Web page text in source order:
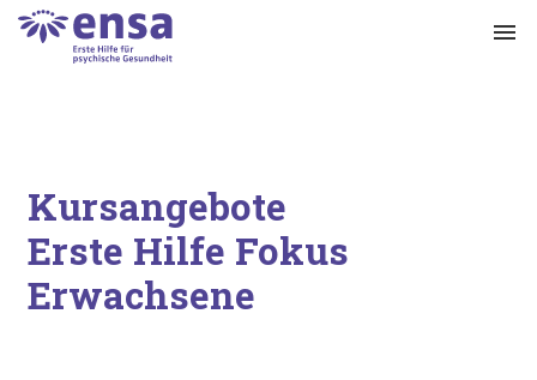
menu
Kursangebote
Erste Hilfe Fokus
Erwachsene